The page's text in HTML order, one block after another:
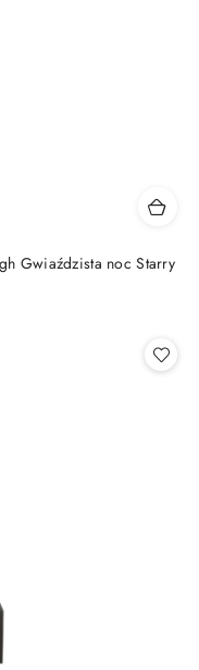
Gwiaździsta noc Starry